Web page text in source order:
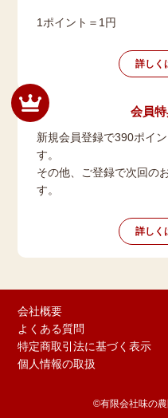
1ポイント＝1円
詳しく
会員
新規会員登録で390ポイ
す。
その他、ご登録で次回の
す。
詳しく
会社概要
よくある質問
特定商取引法に基づく表示
個人情報の取扱
©有限会社味の